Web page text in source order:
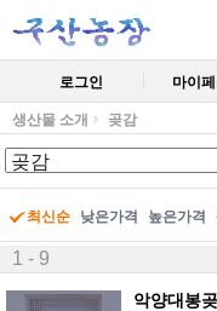
로그인 마이
생산물 소개 곶감
최신순 낮은가격 높은가격
1 - 9
악양대봉